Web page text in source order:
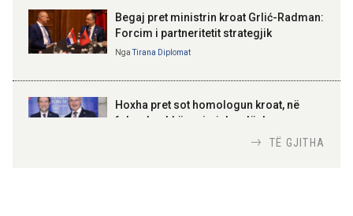
Kosovë!
100-vjetori i themelimit të
Urdhrit të Skënderbeut
Begaj pret ministrin kroat Grlić-Radman:
Forcim i partneritetit strategjik
NgaTirana Diplomat
Hoxha pret sot homologun kroat, në
fokus bashkëpunimi dypalësh
TË GJITHA